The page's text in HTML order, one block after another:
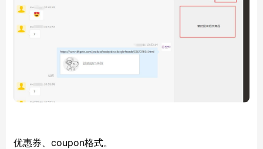
优惠券、 coupon格式。